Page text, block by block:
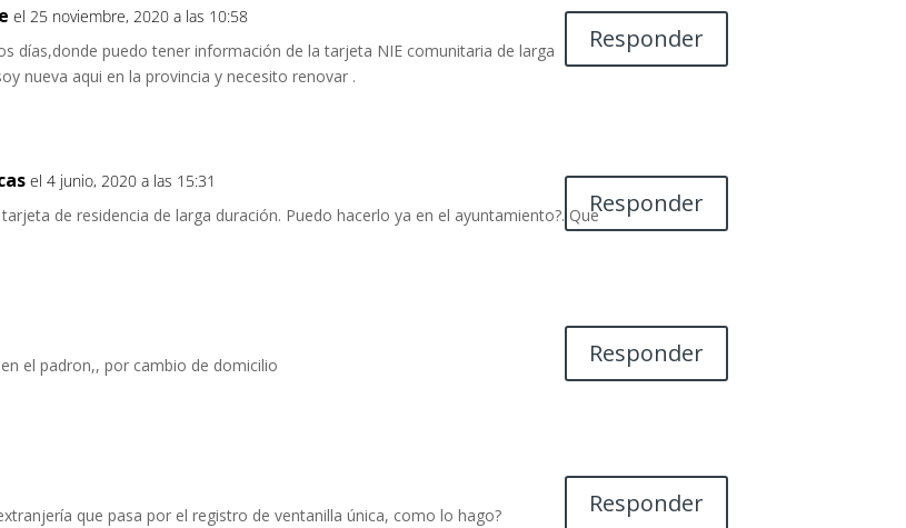
el 25 noviembre, 2020 a las 10:58
días,donde puedo tener información de la tarjeta NIE comunitaria de larga
nueva aqui en la provincia y necesito renovar .
Responder
el 4 junio, 2020 a las 15:31
de residencia de larga duración. Puedo hacerlo ya en el ayuntamiento?. QueResponder
el padron,, por cambio de domicilio
Responder
que pasa por el registro de ventanilla única, como lo hago?
Responder